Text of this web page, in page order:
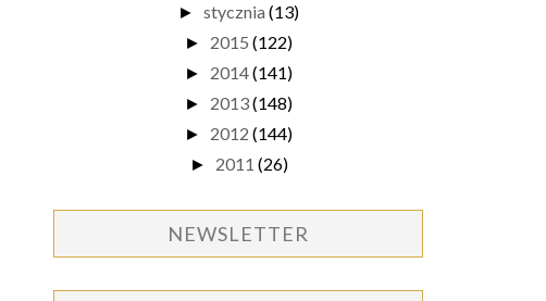
► stycznia (13)
► 2015 (122)
► 2014(141)
► 2013(148)
► 2012 (144)
► 2011 (26)
NEWSLETTER